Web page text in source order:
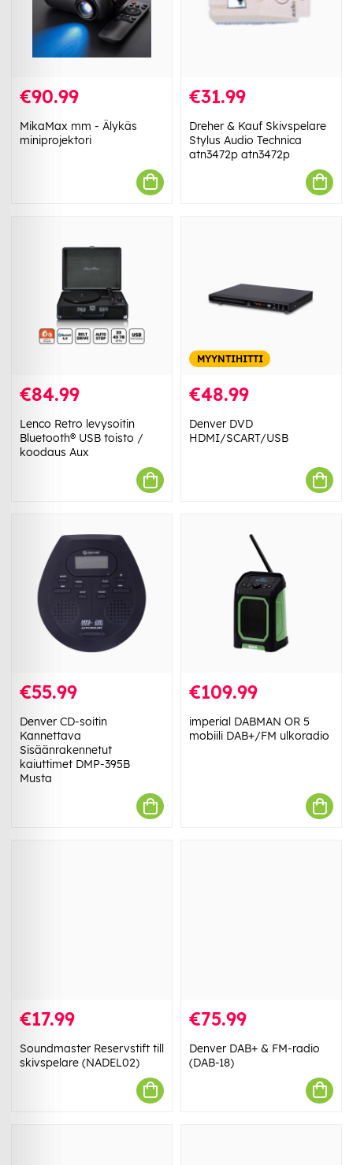
€90.99
MikaMax mm - Älykäs
miniprojektori
€31.99
Dreher & Kauf Skivspelare
Stylus Audio Technica
atn3472p atn3472p
€84.99
Lenco Retro levysoitin
Bluetooth® USB toisto /
koodaus Aux
MYYNTIHITTI
€48.99
Denver DVD
HDMI/SCART/USB
€55.99
Denver CD-soitin
Kannettava
Sisäänrakennetut
kaiuttimet DMP-395B
Musta
€109.99
imperial DABMAN OR 5
mobiili DAB+/FM ulkoradio
€17.99
Soundmaster Reservstift till
skivspelare (NADEL02)
€75.99
Denver DAB+ & FM-radio
(DAB-18)